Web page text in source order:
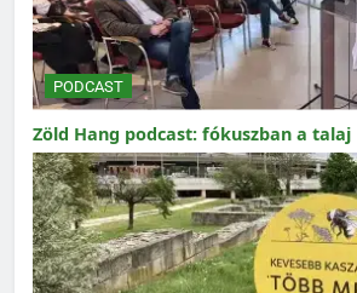
PODCAST
Zöld Hang podcast: fókuszban a talaj